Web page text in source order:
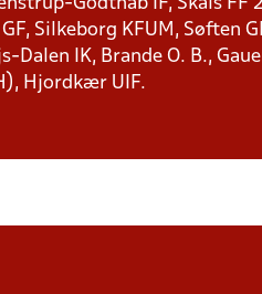
Godthåb IF, Skals FF
Silkeborg KFUM, Søften
Dalen IK, Brande O. B.,
Hjordkær UIF.